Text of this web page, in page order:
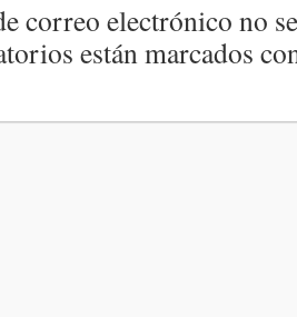
correo electrónico no
están marcados